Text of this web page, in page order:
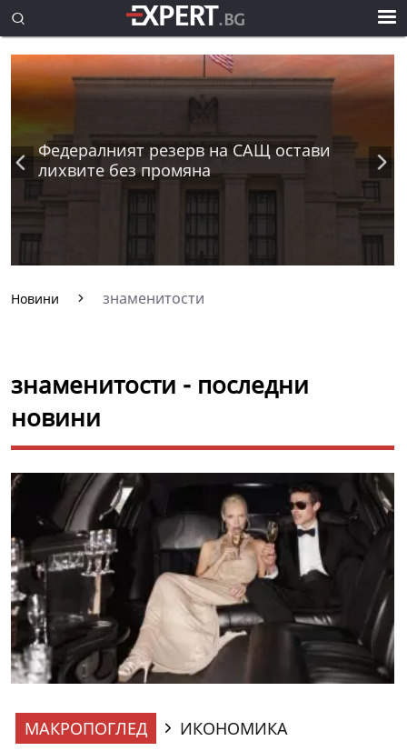
Федералният резерв на САЩ остави
лихвите без промяна
Новини знаменитости
знаменитости - последни
новини
МАКРОПОГЛЕД
ИКОНОМИКА